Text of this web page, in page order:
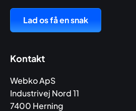
Lad os få en snak
Kontakt
Webko ApS
Industrivej Nord 11
7400 Herning